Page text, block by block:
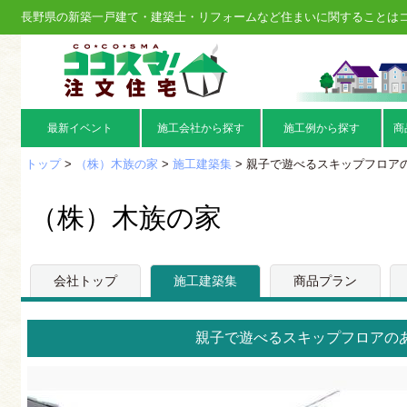
長野県の新築一戸建て・建築士・リフォームなど住まいに関することは
最新イベント 施工会社から探す 施工例から探す 商
トップ> （株）木族の家 > 施工建築集 > 親子で遊べるスキップフロア
（株）木族の家
会社トップ 施工建築集 商品プラン
親子で遊べるスキップフロアの